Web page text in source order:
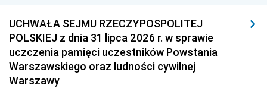
UCHWAŁA SEJMU RZECZYPOSPOLITEJ
POLSKIEJ z dnia 31 lipca 2026 r. w sprawie
uczczenia pamięci uczestników Powstania
Warszawskiego oraz ludności cywilnej
Warszawy